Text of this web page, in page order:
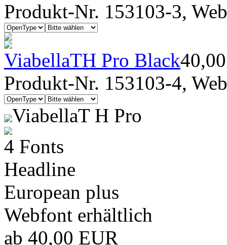
Produkt-Nr. 153103-3,
ViabellaTH Pro Black
Produkt-Nr. 153103-4,
ViabellaT H Pro
4 Fonts
Headline
European plus
Webfont erhältlich
ab 40,00 EUR